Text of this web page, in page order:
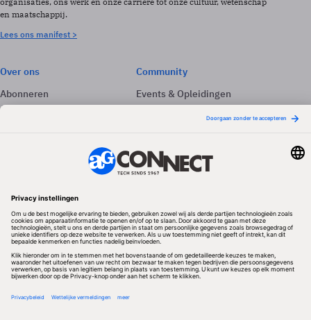
en maatschappij.
Lees ons manifest >
Over ons
Abonneren
Adverteren
Community
Events & Opleidingen
Nieuwsbrieven
Volg ons
Redactionele partner